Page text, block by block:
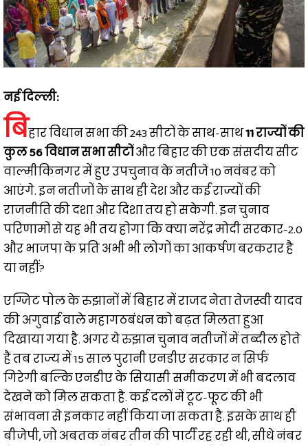
नई दिल्ली:
बिहार विधान सभा की 243 सीटों के साथ-साथ11 राज्यों की
कुल 56 विधान सभा सीटोंऔर बिहार की एक संसदीय सीट
वाल्मीकिनगर में हुए उपचुनाव के नतीजे 10 नवंबर को
आएंगे. इन नतीजों के साथ ही देश और कई राज्यों की
राजनीति की दशा और दिशा तय हो सकेगी. इन चुनाव
परिणामों से यह भी तय होगा कि क्या नरेंद्र मोदी सरकार-2.0
और भाजपा के प्रति अभी भी लोगों का आकर्षण बरकरार है
या नहीं?
एग्जिट पोल के रुझानों में बिहार में राजद नेता तेजस्वी यादव
की अगुवाई वाले महागठबंधन को बढ़त मिलता हुआ
दिखाया गया है. अगर ये रुझान चुनाव नतीजों में तब्दील होते
हैं तब राज्य में 15 साल पुरानी एनडीए सरकार न सिर्फ
गिरेगी बल्कि एनडीए के सियासी समीकरण में भी बदलाव
देखने को मिल सकता है. कई दलों में टूट-फूट की भी
संभावना से इनकार नहीं किया जा सकता है. इसके साथ ही
बीजेपी, जो अबतक नंबर तीन की पार्टी रह रही थी, सीधे नंबर